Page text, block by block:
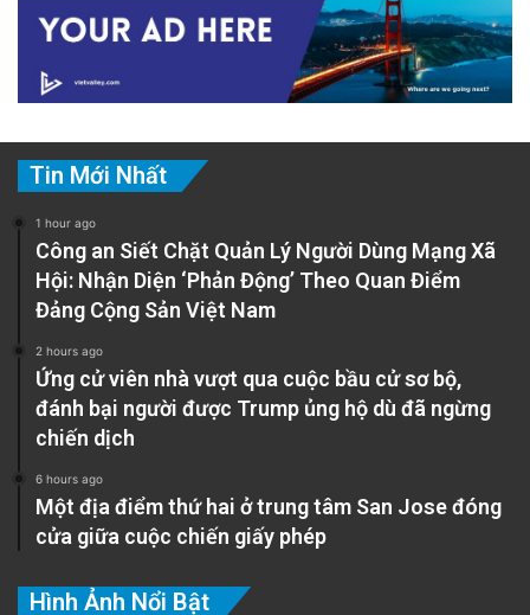
Tin Mới Nhất
1 hour ago
Công an Siết Chặt Quản Lý Người Dùng Mạng Xã
Hội: Nhận Diện ‘Phản Động’ Theo Quan Điểm
Đảng Cộng Sản Việt Nam
2 hours ago
Ứng cử viên nhà vượt qua cuộc bầu cử sơ bộ,
đánh bại người được Trump ủng hộ dù đã ngừng
chiến dịch
6 hours ago
Một địa điểm thứ hai ở trung tâm San Jose đóng
cửa giữa cuộc chiến giấy phép
Hình Ảnh Nổi Bật